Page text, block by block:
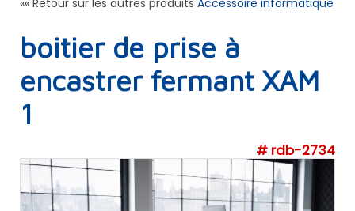
boitier de prise à
encastrer fermant XAM
1
# rdb-2734